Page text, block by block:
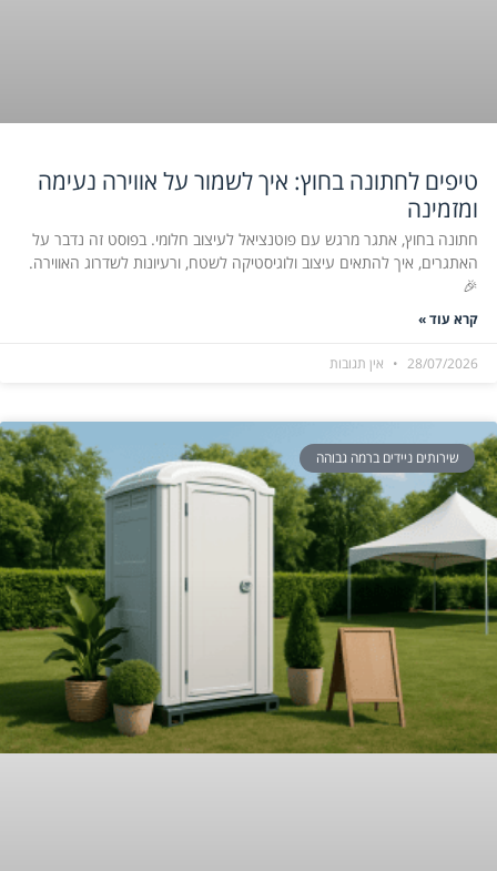
טיפים לחתונה בחוץ: איך לשמור על אווירה נעימה
ומזמינה
חתונה בחוץ, אתגר מרגש עם פוטנציאל לעיצוב חלומי. בפוסט זה נדבר על
האתגרים, איך להתאים עיצוב ולוגיסטיקה לשטח, ורעיונות לשדרוג האווירה.
🎉
קרא עוד »
28/07/2026 אין תגובות
שירותים ניידים ברמה גבוהה